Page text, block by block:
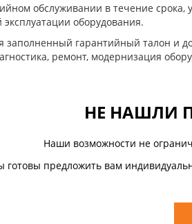
обслуживании в течение
оборудования.
заполненный гарантийный талон и
ремонт, модернизация
НЕ НАШЛИ
Наши возможности не
готовы предложить вам